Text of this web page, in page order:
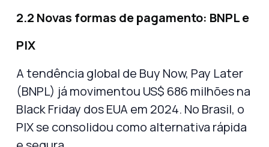
2.2 Novas formas de pagamento: BNPL e
PIX
A tendência global de Buy Now, Pay Later
(BNPL) já movimentou US$ 686 milhões na
Black Friday dos EUA em 2024. No Brasil, o
PIXse consolidou como alternativa rápida